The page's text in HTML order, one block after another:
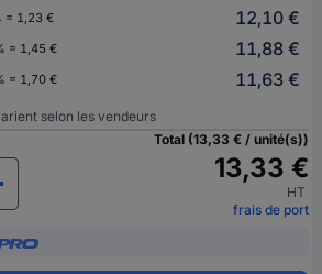
= 1,23 €
12,10 €
= 1,45 €
11,88 €
= 1,70 € 11,63 €
selon les vendeurs
Total (13,33 € / unité(s))
13,33 €
HT
frais de port